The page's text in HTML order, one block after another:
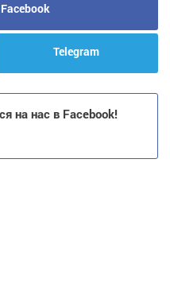
Telegram
на нас в Facebook!